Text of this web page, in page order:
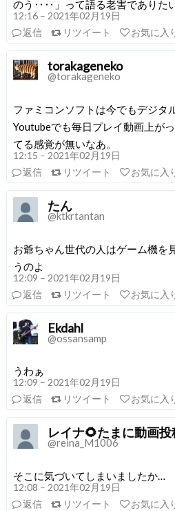
のう‥‥」って語る老害でありた
12:16 – 2021年02月19日
返信
リツイート お気に入
torakageneko
@torakageneko
ファミコンソフトは今でもデジタ
Youtubeでも毎日プレイ動画上が
てる感覚が無いなあ。
12:15 – 2021年02月19日
返信
リツイート お気に入
たん
@ktkrtantan
お爺ちゃん世代の人はゲーム機を
うのよ
12:09 – 2021年02月19日
返信
リツイート お気に入
Ekdahl
@ossansamp
うわぁ
12:09 – 2021年02月19日
返信
リツイート お気に入
レイナ🌻たまに動画投
@reina_M1006
そこに気づいてしまいましたか…
12:08 – 2021年02月19日
返信
リツイート お気に入